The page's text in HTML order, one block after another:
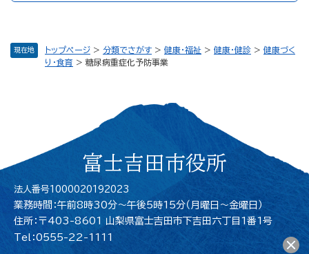
現在地 トップページ > 分類でさがす > 健康・福祉 > 健康・健診 > 健康づく
り・食育 > 糖尿病重症化予防事業
富士吉田市役所
法人番号1000020192023
業務時間：午前8時30分～午後5時15分（月曜日〜金曜日）
住所：〒403-8601 山梨県富士吉田市下吉田六丁目1番1号
Tel：0555-22-1111